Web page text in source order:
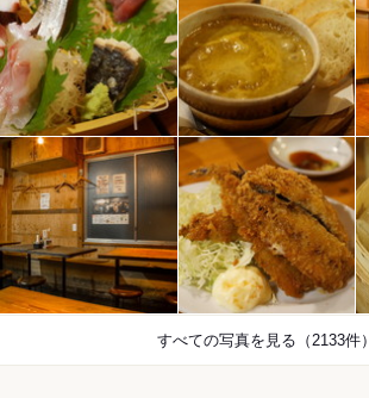
すべての写真を見る（2133件）